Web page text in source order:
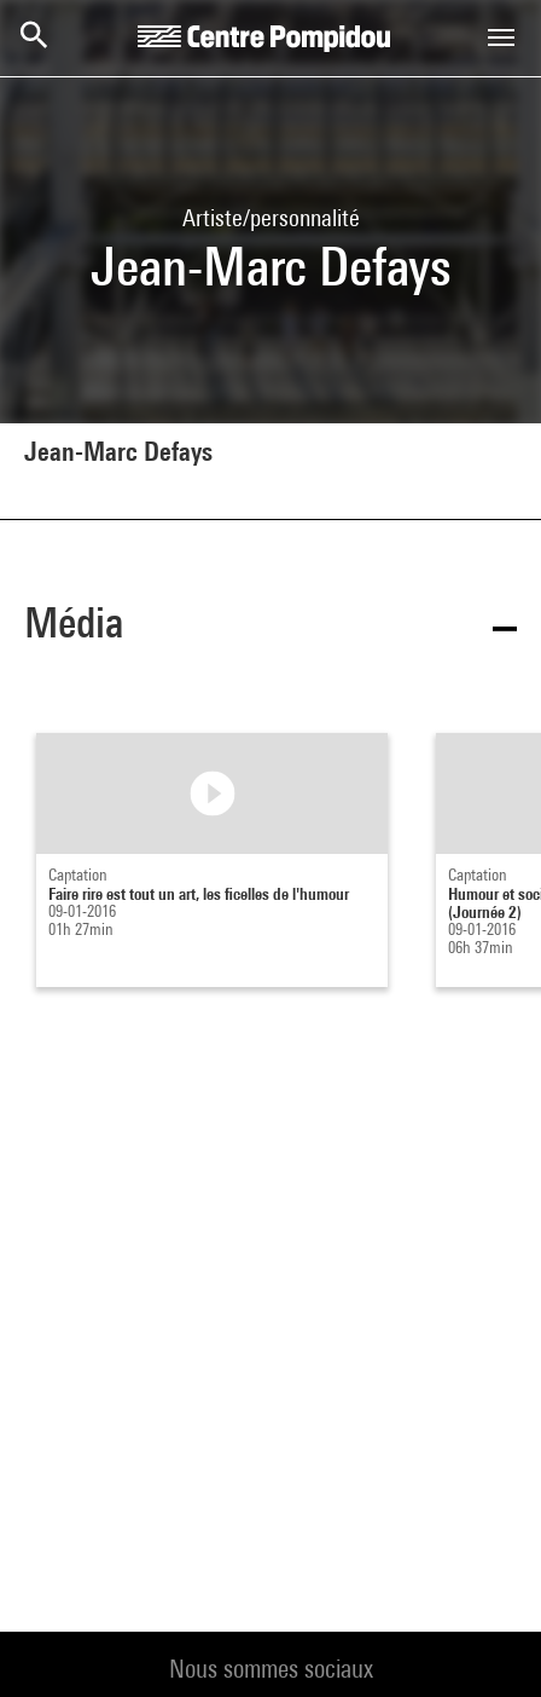
Artiste/personnalité
Jean-Marc Defays
Jean-Marc Defays
Média
Captation
Faire rire est tout un art, les ficelles de l'humour
09-01-2016
01h 27min
Captation
Humour et
(Journée 2)
09-01-2016
06h 37min
Nous sommes sociaux